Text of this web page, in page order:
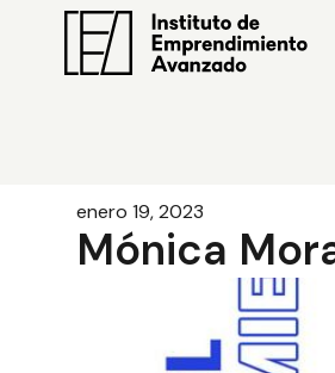
enero 19, 2023
Mónica